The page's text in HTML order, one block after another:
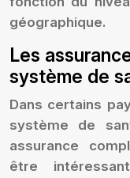
géographique.
Les
système de
Dans certains
système de
assurance
être